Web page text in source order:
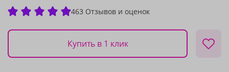
463 Отзывов и оценок
Купить в 1 клик